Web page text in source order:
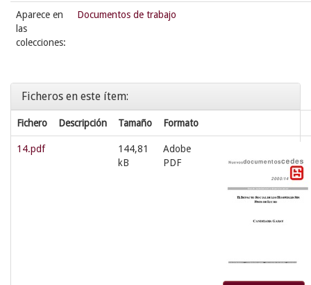
Aparece en
las
colecciones:
Documentos de trabajo
Ficheros en este ítem:
Fichero Descripción Tamaño Formato
14.pdf
144,81
kB
Adobe
PDF